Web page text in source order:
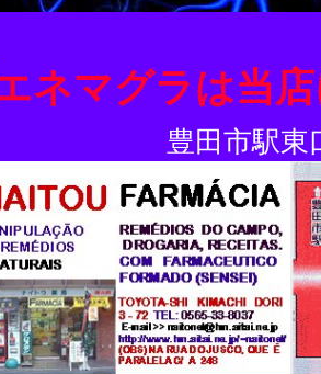
ネマグラは当
豊田市駅東